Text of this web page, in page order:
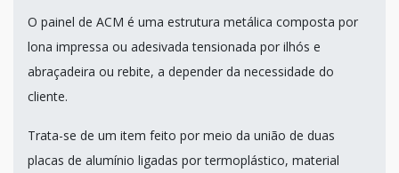
O painel de ACM é uma estrutura metálica composta por
lona impressa ou adesivada tensionada por ilhós e
abraçadeira ou rebite, a depender da necessidade do
cliente.
Trata-se de um item feito por meio da união de duas
placas de alumínio ligadas por termoplástico, material